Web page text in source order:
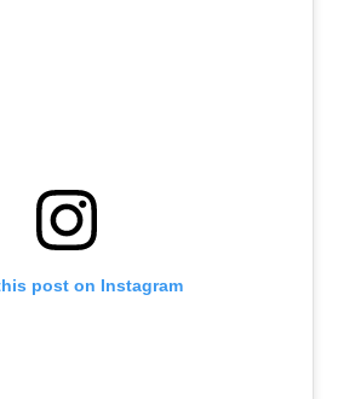
post on Instagram